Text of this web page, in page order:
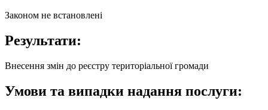
Законом не встановлені
Результати:
Внесення змін до реєстру територіальної громади
Умови та випадки надання послуги: